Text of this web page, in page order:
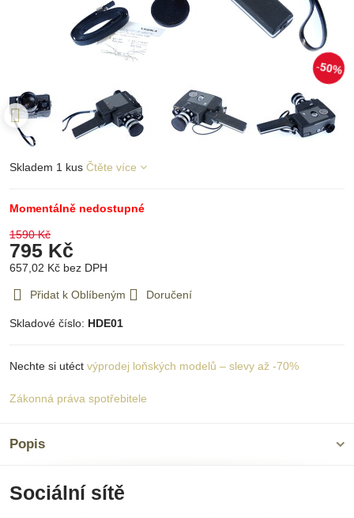
50%
Skladem 1 kus Čtěte více
Momentálně nedostupné
1590 Kč
795 Kč
657,02 Kč bez DPH
Přidat k Oblíbeným Doručení
Skladové číslo: HDE01
Nechte si utéct výprodej loňských modelů – slevy až -70%
Zákonná práva spotřebitele
Popis
Sociální sítě